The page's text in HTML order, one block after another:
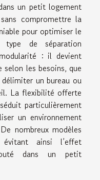
un petit logement
compromettre la
pour optimiser le
de séparation
: il devient
les besoins, que
un bureau ou
La flexibilité offerte
particulièrement
un environnement
nombreux modèles
ainsi l’effet
dans un petit